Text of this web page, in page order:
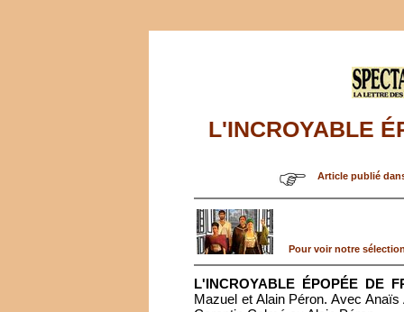
L'INCROYABLE
Article publié
Pour voir notre
L'INCROYABLE ÉPOPÉE DE
Mazuel et Alain Péron. Avec